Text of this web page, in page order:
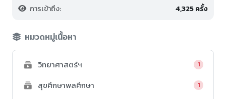
การเข้าถึง:
4,325 ครั้ง
หมวดหมู่เนื้อหา
วิทยาศาสตร์ฯ 1
สุขศึกษาพลศึกษา 1